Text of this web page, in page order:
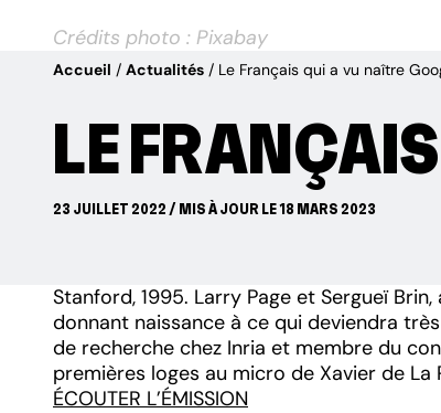
Crédits photo : Pixabay
Accueil Actualités Le Français qui a vu naître
LE
23 JUILLET 2022 / MIS À JOUR LE 18 MARS 2023
Stanford, 1995. Larry Page et Sergueï
donnant naissance à ce qui deviendra
de recherche chez Inria et membre du
premières loges au micro de Xavier de La
ÉCOUTER L’ÉMISSION